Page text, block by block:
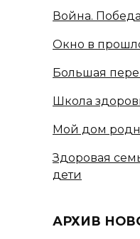
Война.
Окно в
Большая
Школа
Мой дом
Здоровая
дети
АРХИВ